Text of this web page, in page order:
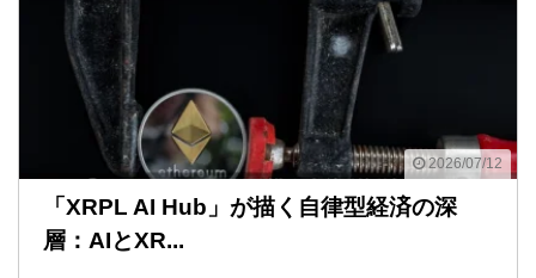
2026/07/12
「XRPL AI Hub」が描く自律型経済の深
層：AIとXR...